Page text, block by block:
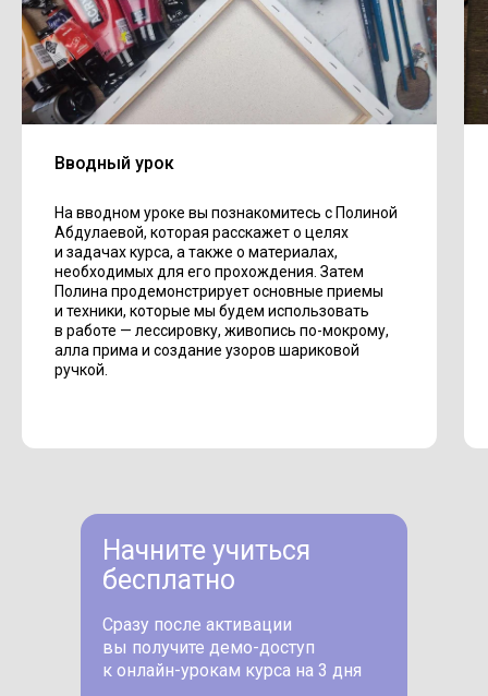
Вводный урок
На вводном уроке вы познакомитесь с Полиной
Абдулаевой, которая расскажет о целях
и задачах курса, а также о материалах,
необходимых для его прохождения. Затем
Полина продемонстрирует основные приемы
и техники, которые мы будем использовать
в работе — лессировку, живопись по-мокрому,
алла прима и создание узоров шариковой
ручкой.
Начните учиться
бесплатно
Сразу после активации
вы получите демо-доступ
к онлайн-урокам курса на 3 дня